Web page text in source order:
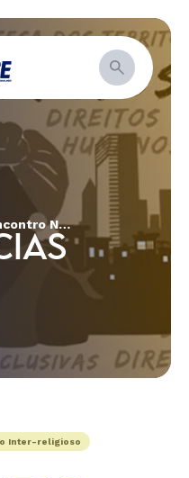
Encontro Nacional do Fórum Ecumênico ACT Brasil
Inter-religioso